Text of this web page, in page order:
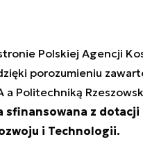
Polskiej Agencji
porozumieniu
a Politechniką
sfinansowana z dotacji
i Technologii.